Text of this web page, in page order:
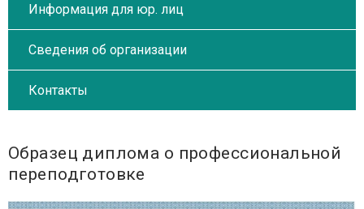
Информация для юр. лиц
Сведения об организации
Контакты
Образец диплома о профессиональной
переподготовке